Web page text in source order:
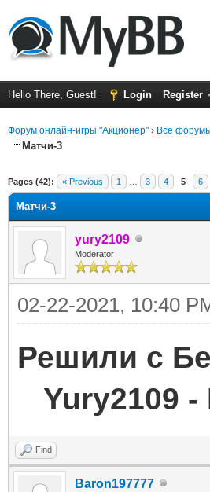
Hello There, Guest! Login Register
Форум онлайн-игры "Акционер" › Все
Матчи-3
Pages (42): « Previous 1 3 4 5 6
Матчи-3
yury2109
Moderator
02-22-2021, 10:40
Решили с
Yury2109
Find
Baron197777